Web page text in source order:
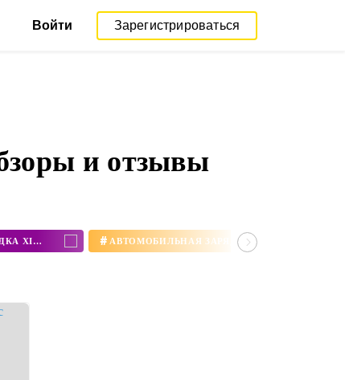
Войти Зарегистрироваться
и отзывы
АВТОМОБИЛЬНАЯ БЕСПРОВОДНАЯ ЗАРЯДКА XIAOMI #